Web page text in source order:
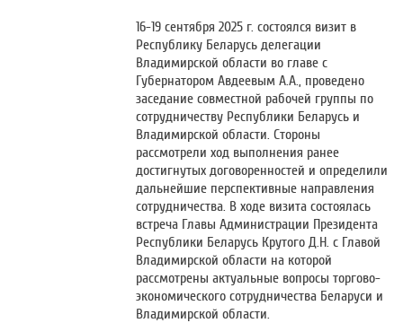
16-19 сентября 2025 г. состоялся визит в
Республику Беларусь делегации
Владимирской области во главе с
Губернатором Авдеевым А.А., проведено
заседание совместной рабочей группы по
сотрудничеству Республики Беларусь и
Владимирской области. Стороны
рассмотрели ход выполнения ранее
достигнутых договоренностей и определили
дальнейшие перспективные направления
сотрудничества. В ходе визита состоялась
встреча Главы Администрации Президента
Республики Беларусь Крутого Д.Н. с Главой
Владимирской области на которой
рассмотрены актуальные вопросы торгово-
экономического сотрудничества Беларуси и
Владимирской области.